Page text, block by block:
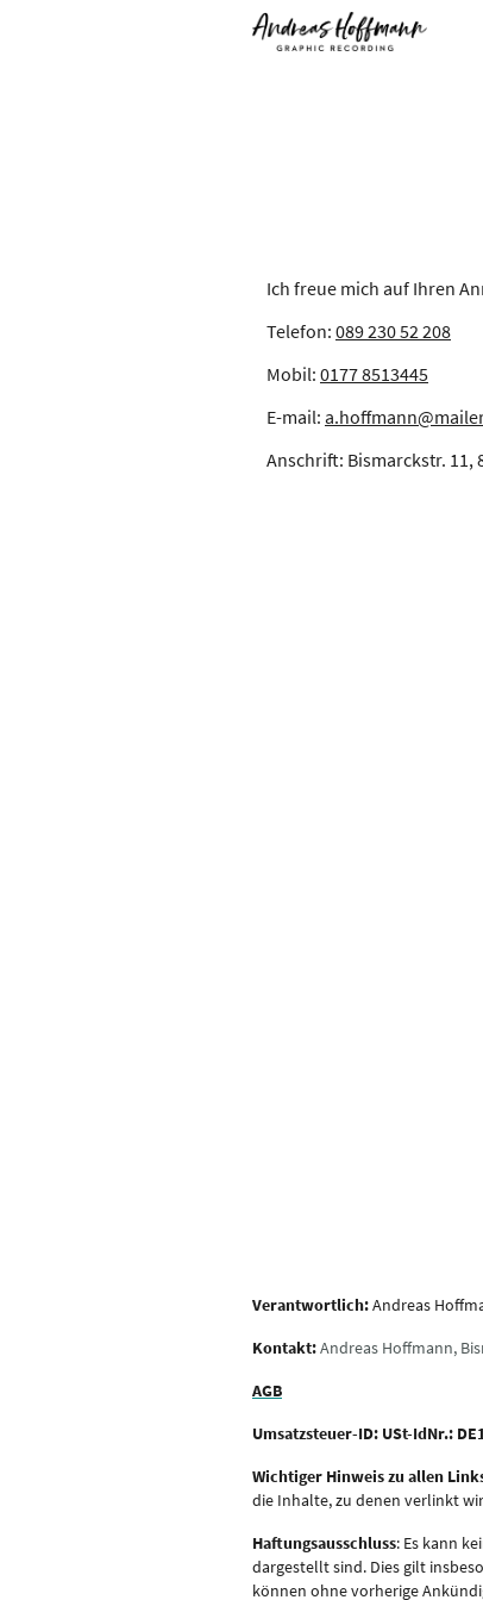
Ich freue mich auf Ihren
Telefon: 089 230 52 208
Mobil: 0177 8513445
E-mail:
Anschrift: Bismarckstr. 11,
Verantwortlich:Andreas
Kontakt:Andreas Hoffmann,
AGB
Umsatzsteuer-ID: USt-IdNr.:
Wichtiger Hinweis zu allen
die Inhalte, zu denen verlinkt
Haftungsausschluss: Es kann
dargestellt sind. Dies gilt
können ohne vorherige